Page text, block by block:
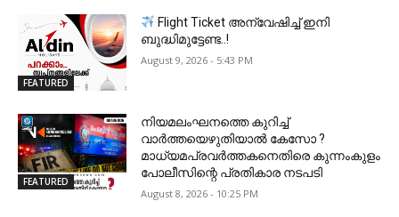
FEATURED
Flight Ticket അന്വേഷിച്ച് ഇനി
ബുദ്ധിമുട്ടേണ്ട..!
August 9, 2026 - 5:43 PM
FEATURED
നിയമലംഘനത്തെ കുറിച്ച്
വാർത്തയെഴുതിയാൽ കേസോ ?
മാധ്യമപ്രവർത്തകനെതിരെ കുന്നംകുളം
പോലീസിന്റെ പ്രതികാര നടപടി
August 8, 2026 - 10:25 PM